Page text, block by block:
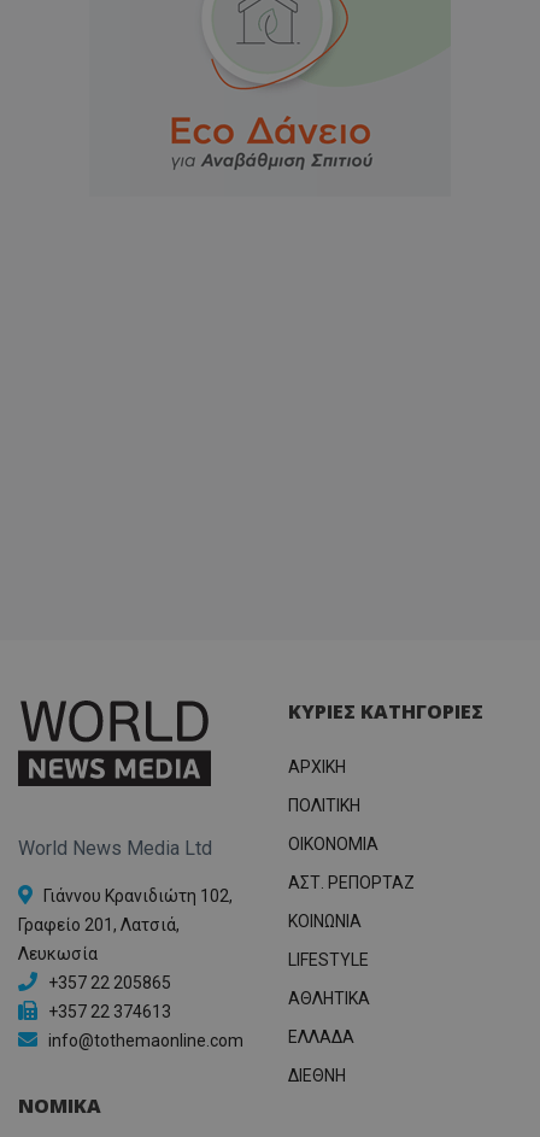
World News Media Ltd
Γιάννου Κρανιδιώτη 102,
Γραφείο 201, Λατσιά,
Λευκωσία
+357 22 205865
+357 22 374613
info@tothemaonline.com
ΚΥΡΙΕΣ ΚΑΤΗΓΟΡΙΕΣ
ΑΡΧΙΚΗ
ΠΟΛΙΤΙΚΗ
OIKONOMIA
ΑΣΤ. ΡΕΠΟΡΤΑΖ
ΚΟΙΝΩΝΙΑ
LIFESTYLE
ΑΘΛΗΤΙΚΑ
ΕΛΛΑΔΑ
ΔΙΕΘΝΗ
ΝΟΜΙΚΑ